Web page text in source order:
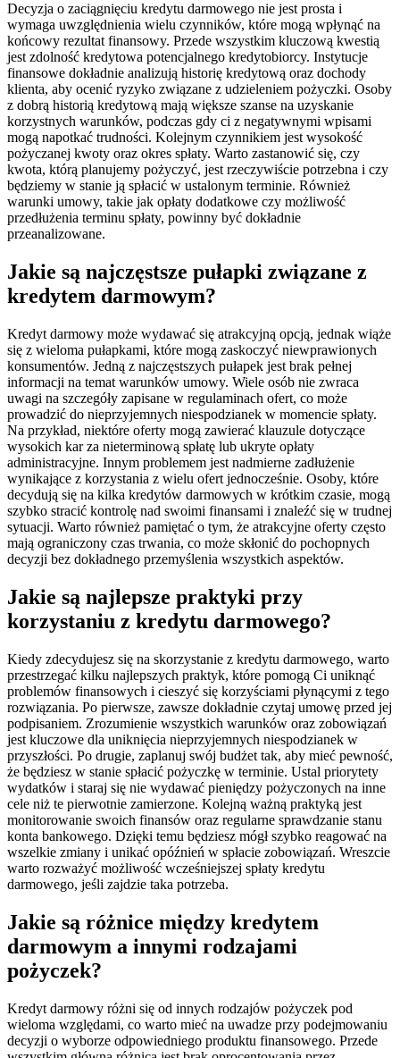
Decyzja o zaciągnięciu kredytu darmowego nie jest prosta i
wymaga uwzględnienia wielu czynników, które mogą wpłynąć na
końcowy rezultat finansowy. Przede wszystkim kluczową kwestią
jest zdolność kredytowa potencjalnego kredytobiorcy. Instytucje
finansowe dokładnie analizują historię kredytową oraz dochody
klienta, aby ocenić ryzyko związane z udzieleniem pożyczki. Osoby
z dobrą historią kredytową mają większe szanse na uzyskanie
korzystnych warunków, podczas gdy ci z negatywnymi wpisami
mogą napotkać trudności. Kolejnym czynnikiem jest wysokość
pożyczanej kwoty oraz okres spłaty. Warto zastanowić się, czy
kwota, którą planujemy pożyczyć, jest rzeczywiście potrzebna i czy
będziemy w stanie ją spłacić w ustalonym terminie. Również
warunki umowy, takie jak opłaty dodatkowe czy możliwość
przedłużenia terminu spłaty, powinny być dokładnie
przeanalizowane.
Jakie są najczęstsze pułapki związane z
kredytem darmowym?
Kredyt darmowy może wydawać się atrakcyjną opcją, jednak wiąże
się z wieloma pułapkami, które mogą zaskoczyć niewprawionych
konsumentów. Jedną z najczęstszych pułapek jest brak pełnej
informacji na temat warunków umowy. Wiele osób nie zwraca
uwagi na szczegóły zapisane w regulaminach ofert, co może
prowadzić do nieprzyjemnych niespodzianek w momencie spłaty.
Na przykład, niektóre oferty mogą zawierać klauzule dotyczące
wysokich kar za nieterminową spłatę lub ukryte opłaty
administracyjne. Innym problemem jest nadmierne zadłużenie
wynikające z korzystania z wielu ofert jednocześnie. Osoby, które
decydują się na kilka kredytów darmowych w krótkim czasie, mogą
szybko stracić kontrolę nad swoimi finansami i znaleźć się w trudnej
sytuacji. Warto również pamiętać o tym, że atrakcyjne oferty często
mają ograniczony czas trwania, co może skłonić do pochopnych
decyzji bez dokładnego przemyślenia wszystkich aspektów.
Jakie są najlepsze praktyki przy
korzystaniu z kredytu darmowego?
Kiedy zdecydujesz się na skorzystanie z kredytu darmowego, warto
przestrzegać kilku najlepszych praktyk, które pomogą Ci uniknąć
problemów finansowych i cieszyć się korzyściami płynącymi z tego
rozwiązania. Po pierwsze, zawsze dokładnie czytaj umowę przed jej
podpisaniem. Zrozumienie wszystkich warunków oraz zobowiązań
jest kluczowe dla uniknięcia nieprzyjemnych niespodzianek w
przyszłości. Po drugie, zaplanuj swój budżet tak, aby mieć pewność,
że będziesz w stanie spłacić pożyczkę w terminie. Ustal priorytety
wydatków i staraj się nie wydawać pieniędzy pożyczonych na inne
cele niż te pierwotnie zamierzone. Kolejną ważną praktyką jest
monitorowanie swoich finansów oraz regularne sprawdzanie stanu
konta bankowego. Dzięki temu będziesz mógł szybko reagować na
wszelkie zmiany i unikać opóźnień w spłacie zobowiązań. Wreszcie
warto rozważyć możliwość wcześniejszej spłaty kredytu
darmowego, jeśli zajdzie taka potrzeba.
Jakie są różnice między kredytem
darmowym a innymi rodzajami
pożyczek?
Kredyt darmowy różni się od innych rodzajów pożyczek pod
wieloma względami, co warto mieć na uwadze przy podejmowaniu
decyzji o wyborze odpowiedniego produktu finansowego. Przede